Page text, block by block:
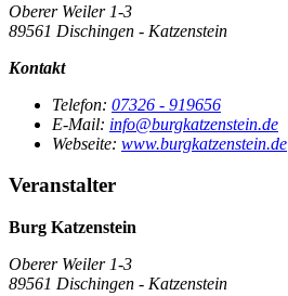
Oberer Weiler 1-3
89561 Dischingen - Katzenstein
Kontakt
Telefon: 07326 - 919656
E-Mail: info@burgkatzenstein.de
Webseite: www.burgkatzenstein.de
Veranstalter
Burg Katzenstein
Oberer Weiler 1-3
89561 Dischingen - Katzenstein